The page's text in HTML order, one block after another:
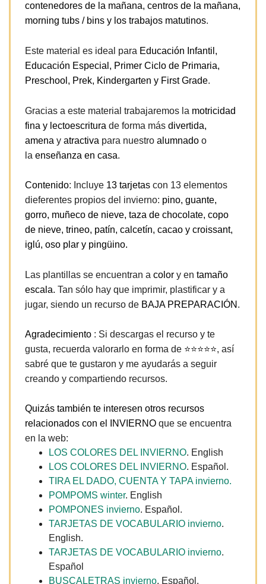
contenedores de la mañana, centros de la mañana,
morning tubs / bins y los trabajos matutinos.
Este material es ideal para Educación Infantil,
Educación Especial, Primer Ciclo de Primaria,
Preschool, Prek, Kindergarten y First Grade.
Gracias a este material trabajaremos la motricidad
fina y lectoescritura de forma más divertida,
amena y atractiva para nuestro alumnado o
la enseñanza en casa.
Contenido: Incluye 13 tarjetas con 13 elementos
dieferentes propios del invierno: pino, guante,
gorro, muñeco de nieve, taza de chocolate, copo
de nieve, trineo, patín, calcetín, cacao y croissant,
iglú, oso plar y pingüino.
Las plantillas se encuentran a color y en tamaño
escala. Tan sólo hay que imprimir, plastificar y a
jugar, siendo un recurso de BAJA PREPARACIÓN .
Agradecimiento : Si descargas el recurso y te
gusta, recuerda valorarlo en forma de ⭐⭐⭐⭐⭐, así
sabré que te gustaron y me ayudarás a seguir
creando y compartiendo recursos.
Quizás también te interesen otros recursos
relacionados con el INVIERNO que se encuentra
en la web:
LOS COLORES DEL INVIERNO. English
LOS COLORES DEL INVIERNO. Español.
TIRA EL DADO, CUENTA Y TAPA invierno.
POMPOMS winter. English
POMPONES invierno. Español.
TARJETAS DE VOCABULARIO invierno.
English.
TARJETAS DE VOCABULARIO invierno.
Español
BUSCALETRAS invierno. Español.